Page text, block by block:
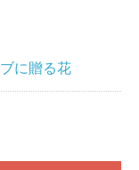
に贈る花